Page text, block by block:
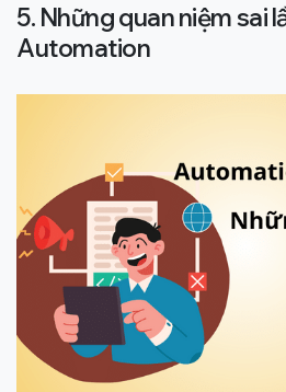
5. Những quan niệm sai
Automation